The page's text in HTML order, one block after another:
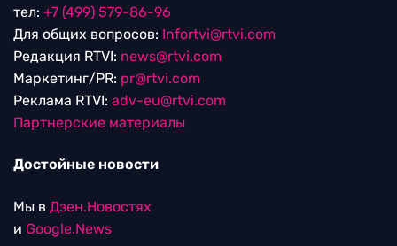
тел: +7 (499) 579-86-96
Для общих вопросов: Infortvi@rtvi.com
Редакция RTVI: news@rtvi.com
Маркетинг/PR: pr@rtvi.com
Реклама RTVI: adv-eu@rtvi.com
Партнерские материалы
Достойные новости
Мы в Дзен.Новостях
и Google.News